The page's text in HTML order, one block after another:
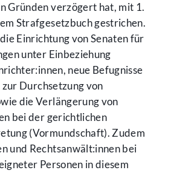
Gründen verzögert hat, mit 1.
Strafgesetzbuch gestrichen.
Einrichtung von Senaten für
unter Einbeziehung
neue Befugnisse
Durchsetzung von
die Verlängerung von
bei der gerichtlichen
(Vormundschaft). Zudem
und Rechtsanwält:innen bei
Personen in diesem